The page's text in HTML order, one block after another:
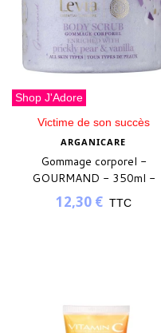
Shop J'Adore
Victime de son succès
ARGANICARE
Gommage corporel -
GOURMAND - 350ml -
LEVIA
12,30 € TTC